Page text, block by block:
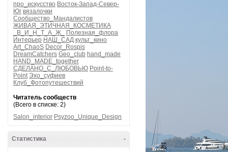
про_искусство Восток-Запад-Север-
Юг вязалочки
Сообщество_Мандалистов
ЖИВАЯ_ЭТИЧНАЯ_КОСМЕТИКА
_В_И_Н_Т_А_Ж_
Полезная_флора
Интерьер НАШ_САД культ_кино
Art_ChaoS Decor_Rospis
DreamCatchers Geo_club hand_made
HAND_MADE_together
СДЕЛАНО_С_ЛЮБОВЬЮ Point-to-
Point Эхо_суфиев
Клуб_Фотопутешествий
Читатель сообществ
(Всего в списке: 2)
Salon_interior Psyzoo_Unique_Design
-
Статистика